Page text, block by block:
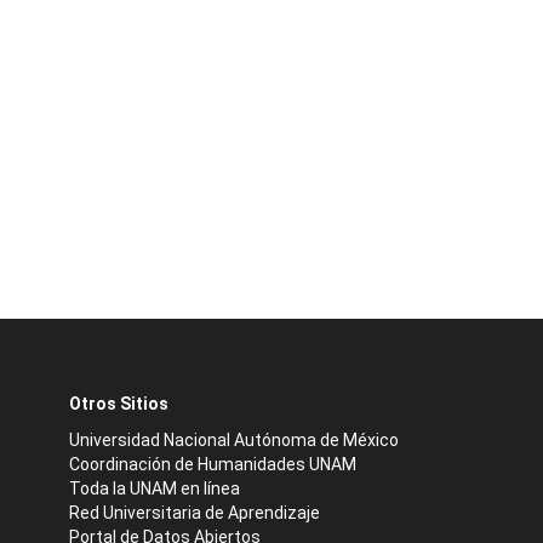
Otros Sitios
Universidad Nacional Autónoma de México
Coordinación de Humanidades UNAM
Toda la UNAM en línea
Red Universitaria de Aprendizaje
Portal de Datos Abiertos